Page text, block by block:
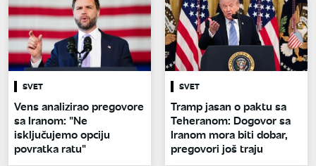
SVET
Vens analizirao pregovore
sa Iranom: "Ne
isključujemo opciju
povratka ratu"
SVET
Tramp jasan o paktu sa
Teheranom: Dogovor sa
Iranom mora biti dobar,
pregovori još traju